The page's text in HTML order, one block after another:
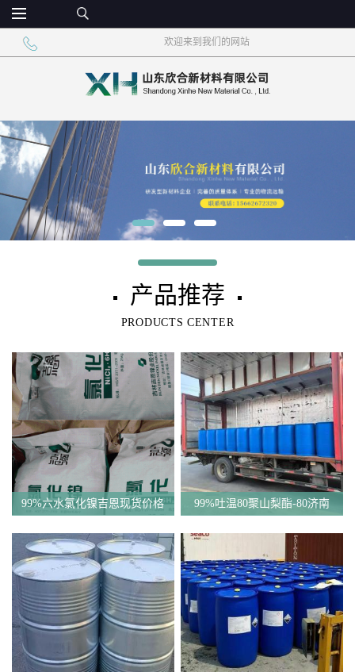
欢迎来到我们的网站
▪ 产品推荐 ▪
PRODUCTS CENTER
99%六水氯化镍吉恩现货价格
99%吐温80聚山梨酯-80济南